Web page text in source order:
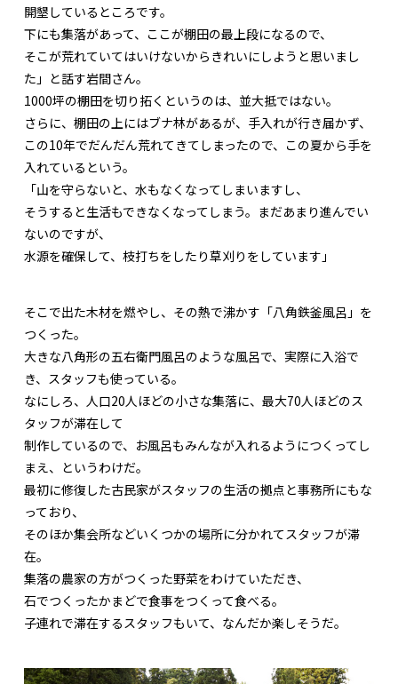
開墾しているところです。
下にも集落があって、ここが棚田の最上段になるので、
そこが荒れていてはいけないからきれいにしようと思いまし
た」と話す岩間さん。
1000坪の棚田を切り拓くというのは、並大抵ではない。
さらに、棚田の上にはブナ林があるが、手入れが行き届かず、
この10年でだんだん荒れてきてしまったので、この夏から手を
入れているという。
「山を守らないと、水もなくなってしまいますし、
そうすると生活もできなくなってしまう。まだあまり進んでい
ないのですが、
水源を確保して、枝打ちをしたり草刈りをしています」
そこで出た木材を燃やし、その熱で沸かす「八角鉄釜風呂」を
つくった。
大きな八角形の五右衛門風呂のような風呂で、実際に入浴で
き、スタッフも使っている。
なにしろ、人口20人ほどの小さな集落に、最大70人ほどのス
タッフが滞在して
制作しているので、お風呂もみんなが入れるようにつくってし
まえ、というわけだ。
最初に修復した古民家がスタッフの生活の拠点と事務所にもな
っており、
そのほか集会所などいくつかの場所に分かれてスタッフが滞
在。
集落の農家の方がつくった野菜をわけていただき、
石でつくったかまどで食事をつくって食べる。
子連れで滞在するスタッフもいて、なんだか楽しそうだ。